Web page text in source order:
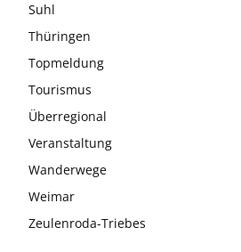
Suhl
Thüringen
Topmeldung
Tourismus
Überregional
Veranstaltung
Wanderwege
Weimar
Zeulenroda-Triebes